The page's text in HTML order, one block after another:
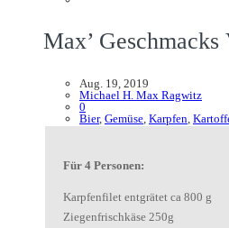
Max’
Aug. 19, 2019
Michael H. Max Ragwitz
0
Bier, Gemüse Karpfen
Für 4 Personen:
Karpfenfilet entgrätet ca 800 g
Ziegenfrischkäse 250g